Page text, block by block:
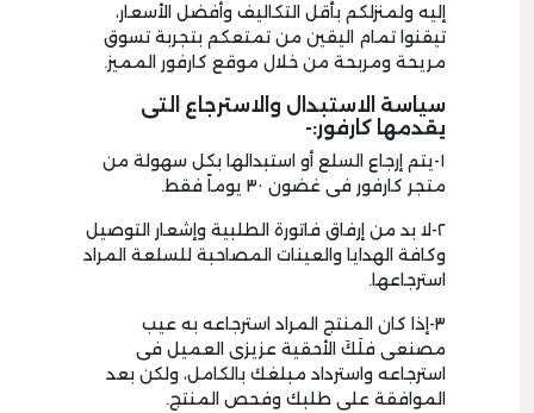
إليه ولمنزلكم بأقل التكاليف وأفضل الأسعار،
تيقنوا تمام اليقين من تمتعكم بتجربة تسوق
مريحة ومربحة من خلال موقع كارفور المميز.
سياسة الاستبدال والاسترجاع التى
يقدمها كارفور:-
١-يتم إرجاع السلع أو استبدالها بكل سهولة من
متجر كارفور فى غضون ٣٠ يوماً فقط.
٢-لا بد من إرفاق فاتورة الطلبية وإشعار التوصيل
وكافة الهدايا والعينات المصاحبة للسلعة المراد
استرجاعها.
٣-إذا كان المنتج المراد استرجاعه به عيب
مصنعى فلَكَ الأحقية عزيزى العميل فى
استرجاعه واسترداد مبلغك بالكامل، ولكن بعد
الموافقة على طلبك وفحص المنتج.